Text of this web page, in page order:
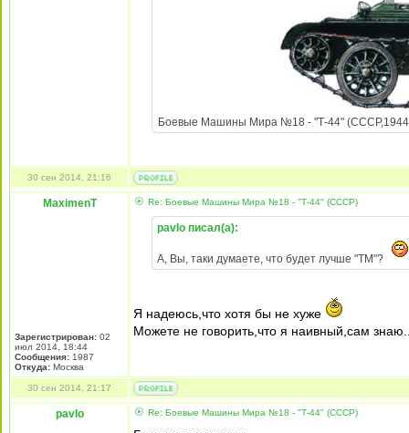
Боевые Машины Мира №18 - "Т-44"
30 сен 2014, 21:16
MaximenT
Зарегистрирован: 02
июл 2014, 18:44
Сообщения: 1987
Откуда: Москва
Re: Боевые Машины Мира №18 - "Т-44" (СССР)
pavlo писал(а):
А, Вы, таки думаете, что будет лучше "ТМ"?
Я надеюсь,что хотя бы не хуже
Можете не говорить,что я наивный,сам
30 сен 2014, 21:17
pavlo Re: Боевые Машины Мира №18 - "Т-44" (СССР)